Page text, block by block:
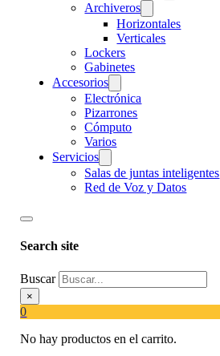
Archiveros
Horizontales
Verticales
Lockers
Gabinetes
Accesorios
Electrónica
Pizarrones
Cómputo
Varios
Servicios
Salas de juntas inteligentes
Red de Voz y Datos
Search site
Buscar
×
0
No hay productos en el carrito.